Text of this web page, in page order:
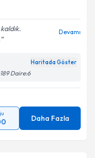
Devamı
Haritada Göster
Daire:6
Daha Fazla